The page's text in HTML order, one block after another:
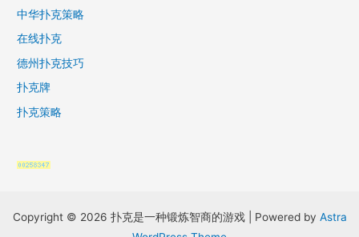
中华扑克策略
在线扑克
德州扑克技巧
扑克牌
扑克策略
Copyright © 2026 扑克是一种锻炼智商的游戏 | Powered by Astra